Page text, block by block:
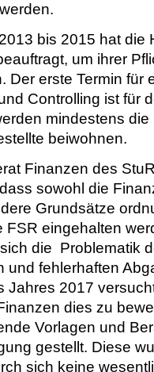
bis 2015 hat die
um ihrer
erste Termin für
Controlling ist für
mindestens
beiwohnen.
Finanzen des
sowohl die
Grundsätze
eingehalten
die Problematik
und fehlerhaften
Jahres 2017
dies zu
Vorlagen und
gestellt. Diese
sich keine